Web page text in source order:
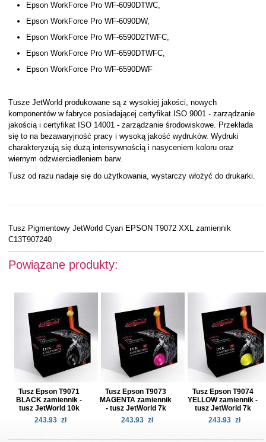
Epson WorkForce Pro WF-6090DTWC,
Epson WorkForce Pro WF-6090DW,
Epson WorkForce Pro WF-6590D2TWFC,
Epson WorkForce Pro WF-6590DTWFC,
Epson WorkForce Pro WF-6590DWF
Tusze JetWorld produkowane są z wysokiej jakości, nowych
komponentów w fabryce posiadającej certyfikat ISO 9001 - zarządzanie
jakością i certyfikat ISO 14001 - zarządzanie środowiskowe. Przekłada
się to na bezawaryjność pracy i wysoką jakość wydruków. Wydruki
charakteryzują się dużą intensywnością i nasyceniem koloru oraz
wiernym odzwierciedleniem barw.
Tusz od razu nadaje się do użytkowania, wystarczy włożyć do drukarki.
Tusz Pigmentowy JetWorld Cyan EPSON T9072 XXL zamiennik
C13T907240
Powiązane produkty:
Tusz Epson T9071
BLACK zamiennik -
tusz JetWorld 10k
243.93 zł
Tusz Epson T9073
MAGENTA zamiennik
- tusz JetWorld 7k
243.93 zł
Tusz Epson T9074
YELLOW zamiennik -
tusz JetWorld 7k
243.93 zł